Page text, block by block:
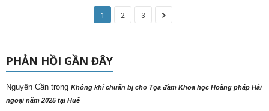
1 2 3
PHẢN HỒI GẦN ĐÂY
Nguyên Cần trong Không khí chuẩn bị cho Tọa đàm Khoa học Hoằng pháp Hải
ngoại năm 2025 tại Huế